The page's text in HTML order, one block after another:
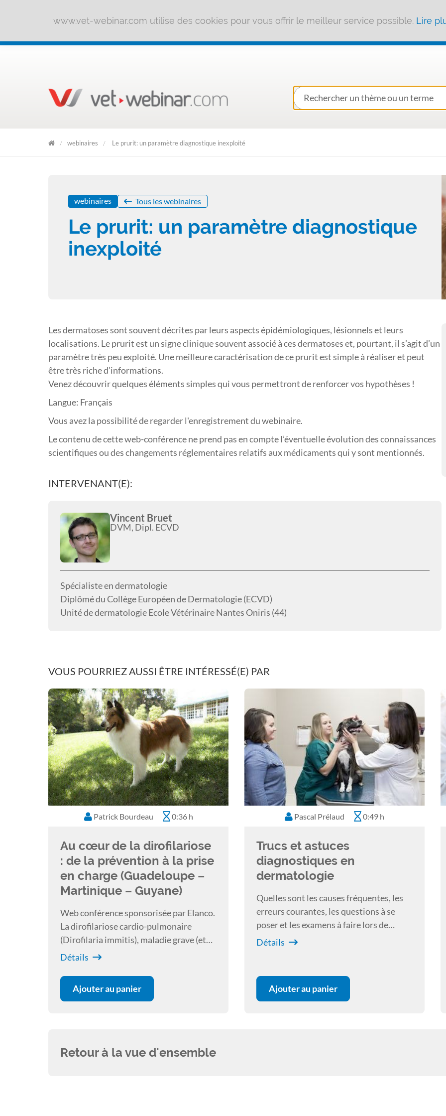
www.vet-webinar.com utilise des cookies pour vous offrir le meilleur service possible. Lire
webinaires Le prurit: un paramètre diagnostique inexploité
webinaires Tous les webinaires
Le prurit: un paramètre diagnostique
inexploité
Les dermatoses sont souvent décrites par leurs aspects épidémiologiques, lésionnels et leurs
localisations. Le prurit est un signe clinique souvent associé à ces dermatoses et, pourtant, il s’agit d’un
paramètre très peu exploité. Une meilleure caractérisation de ce prurit est simple à réaliser et peut
être très riche d’informations.
Venez découvrir quelques éléments simples qui vous permettront de renforcer vos hypothèses !
Langue: Français
Vous avez la possibilité de regarder l'enregistrement du webinaire.
Le contenu de cette web-conférence ne prend pas en compte l’éventuelle évolution des connaissances
scientifiques ou des changements réglementaires relatifs aux médicaments qui y sont mentionnés.
INTERVENANT(E):
Vincent Bruet
DVM, Dipl. ECVD
Spécialiste en dermatologie
Diplômé du Collège Européen de Dermatologie (ECVD)
Unité de dermatologie Ecole Vétérinaire Nantes Oniris (44)
VOUS POURRIEZ AUSSI ÊTRE INTÉRESSÉ(E) PAR
Patrick Bourdeau 0:36 h
Au cœur de la dirofilariose
: de la prévention à la prise
en charge (Guadeloupe –
Martinique – Guyane)
Web conférence sponsorisée par Elanco.
La dirofilariose cardio-pulmonaire
(Dirofilaria immitis), maladie grave (et
potentiellement mortelle ) du chien mais
grande partie de l’Europe du sud.
Détails
Ajouter au panier
Pascal Prélaud 0:49 h
Trucs et astuces
diagnostiques en
dermatologie
Quelles sont les causes fréquentes, les
erreurs courantes, les questions à se
poser et les examens à faire lors de
prurit. Voici le plan que vous propose de
Détails
Ajouter au panier
Retour à la vue d'ensemble